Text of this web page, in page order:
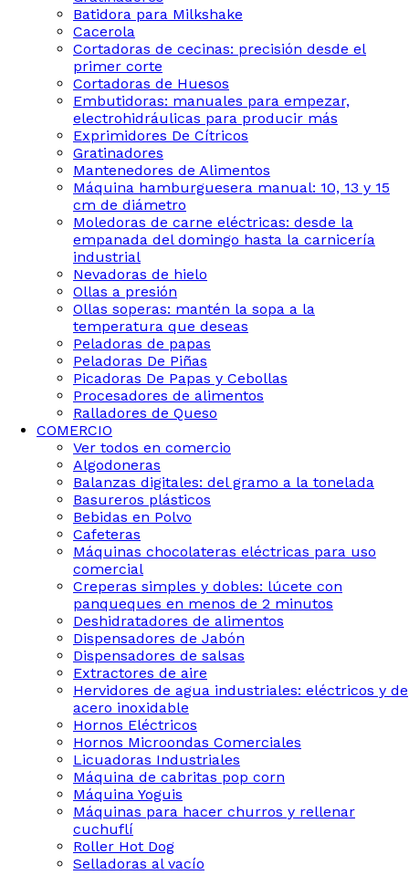
Batidora para Milkshake
Cacerola
Cortadoras de cecinas: precisión desde el
primer corte
Cortadoras de Huesos
Embutidoras: manuales para empezar,
electrohidráulicas para producir más
Exprimidores De Cítricos
Gratinadores
Mantenedores de Alimentos
Máquina hamburguesera manual: 10, 13 y 15
cm de diámetro
Moledoras de carne eléctricas: desde la
empanada del domingo hasta la carnicería
industrial
Nevadoras de hielo
Ollas a presión
Ollas soperas: mantén la sopa a la
temperatura que deseas
Peladoras de papas
Peladoras De Piñas
Picadoras De Papas y Cebollas
Procesadores de alimentos
Ralladores de Queso
COMERCIO
Ver todos en comercio
Algodoneras
Balanzas digitales: del gramo a la tonelada
Basureros plásticos
Bebidas en Polvo
Cafeteras
Máquinas chocolateras eléctricas para uso
comercial
Creperas simples y dobles: lúcete con
panqueques en menos de 2 minutos
Deshidratadores de alimentos
Dispensadores de Jabón
Dispensadores de salsas
Extractores de aire
Hervidores de agua industriales: eléctricos y de
acero inoxidable
Hornos Eléctricos
Hornos Microondas Comerciales
Licuadoras Industriales
Máquina de cabritas pop corn
Máquina Yoguis
Máquinas para hacer churros y rellenar
cuchuflí
Roller Hot Dog
Selladoras al vacío